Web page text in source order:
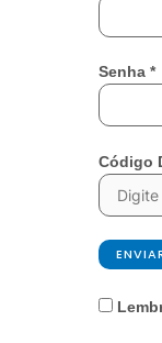
Senha *
Código